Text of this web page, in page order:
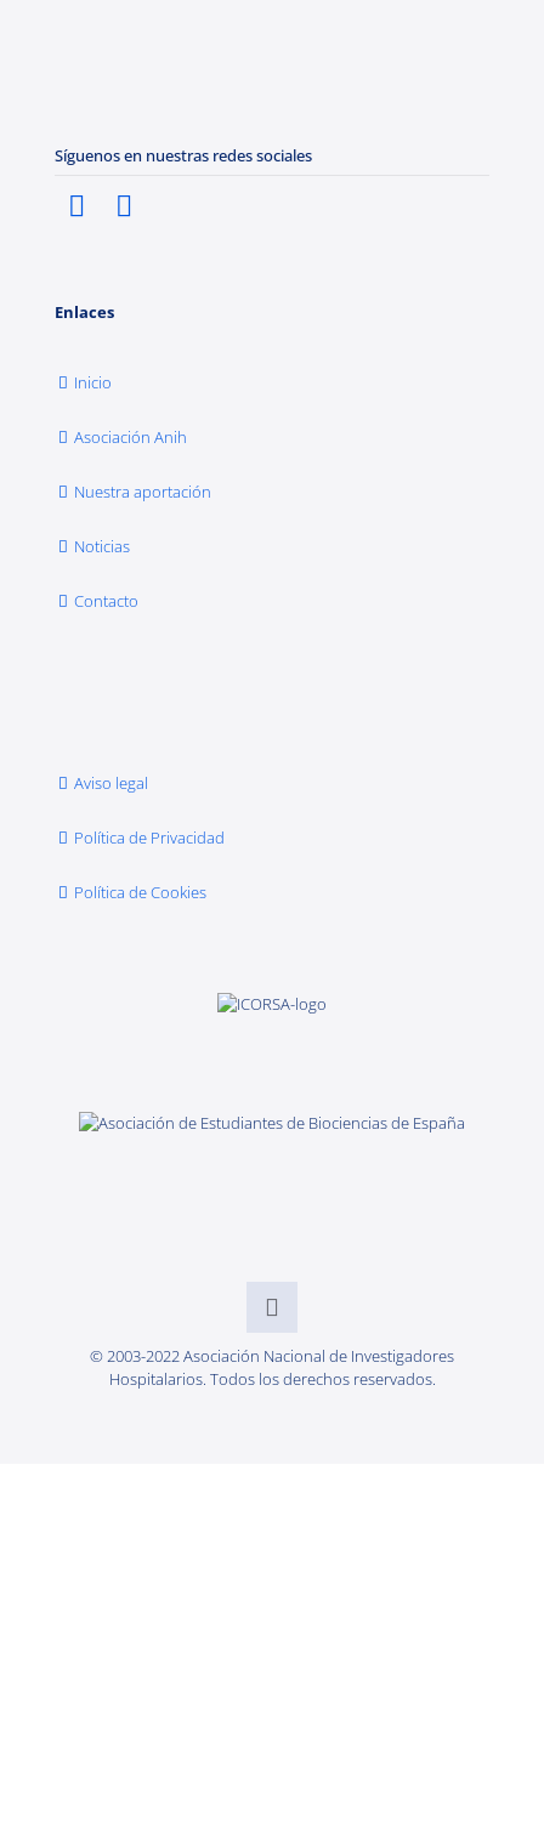
Síguenos en nuestras redes sociales
Enlaces
Inicio
Asociación Anih
Nuestra aportación
Noticias
Contacto
Aviso legal
Política de Privacidad
Política de Cookies
© 2003-2022 Asociación Nacional de Investigadores
Hospitalarios. Todos los derechos reservados.